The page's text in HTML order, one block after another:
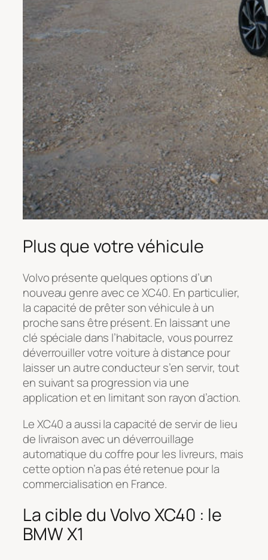
Plus que votre véhicule
Volvo présente quelques options d’un
nouveau genre avec ce XC40. En particulier,
la capacité de prêter son véhicule à un
proche sans être présent. En laissant une
clé spéciale dans l’habitacle, vous pourrez
déverrouiller votre voiture à distance pour
laisser un autre conducteur s’en servir, tout
en suivant sa progression via une
application et en limitant son rayon d’action.
Le XC40 a aussi la capacité de servir de lieu
de livraison avec un déverrouillage
automatique du coffre pour les livreurs, mais
cette option n’a pas été retenue pour la
commercialisation en France.
La cible du Volvo XC40 : le
BMW X1